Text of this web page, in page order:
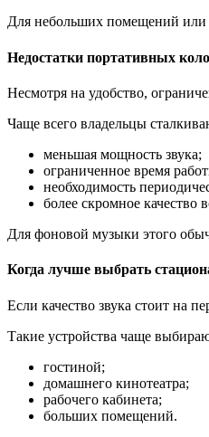
Для небольших помещений или
Недостатки портативных
Несмотря на удобство,
Чаще всего владельцы
меньшая мощность звука;
ограниченное время
необходимость
более скромное
Для фоновой музыки этого
Когда лучше выбрать
Если качество звука стоит на
Такие устройства чаще
гостиной;
домашнего кинотеатра;
рабочего кабинета;
больших помещений.